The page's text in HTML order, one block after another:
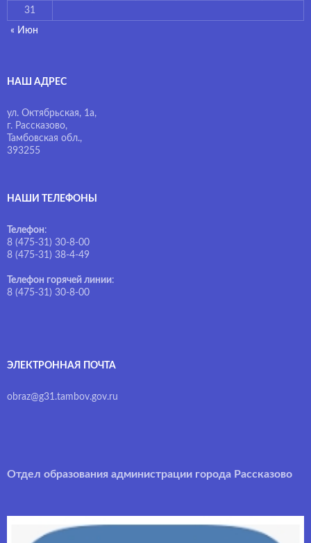
31
« Июн
НАШ АДРЕС
ул. Октябрьская, 1а,
г. Рассказово,
Тамбовская обл.,
393255
НАШИ ТЕЛЕФОНЫ
Телефон:
8 (475-31) 30-8-00
8 (475-31) 38-4-49
Телефон горячей линии:
8 (475-31) 30-8-00
ЭЛЕКТРОННАЯ ПОЧТА
obraz@g31.tambov.gov.ru
Отдел образования администрации города Рассказово